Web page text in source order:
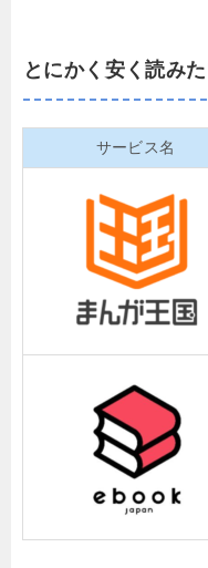
とにかく安く読みた
サービス名